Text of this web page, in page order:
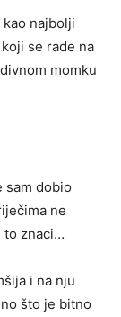
najbolji
se rade na
momku
sam dobio
ne
to znaci…
i na nju
što je bitno